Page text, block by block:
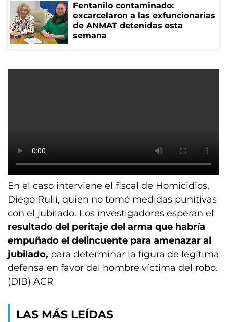
Fentanilo contaminado:
excarcelaron a las exfuncionarias
de ANMAT detenidas esta
semana
En el caso interviene el fiscal de Homicidios,
Diego Rulli, quien no tomó medidas punitivas
con el jubilado. Los investigadores esperan el
resultado del peritaje del arma que habría
empuñado el delincuente para amenazar al
jubilado, para determinar la figura de legítima
defensa en favor del hombre víctima del robo.
(DIB) ACR
LAS MÁS LEÍDAS